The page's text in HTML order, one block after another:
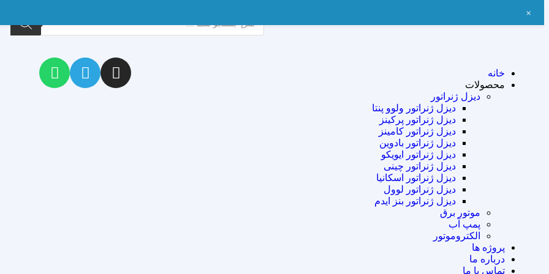
خانه
محصولات
دیزل ژنراتور
دیزل ژنراتور ولوو پنتا
دیزل ژنراتور پرکینز
دیزل ژنراتور کامینز
دیزل ژنراتور بادوین
دیزل ژنراتور ایویکو
دیزل ژنراتور چینی
دیزل ژنراتور اسکانیا
دیزل ژنراتور لوول
دیزل ژنراتور بنز ایدم
موتور برق
پمپ آب
الکتروموتور
پروژه ها
درباره ما
تماس با ما
+